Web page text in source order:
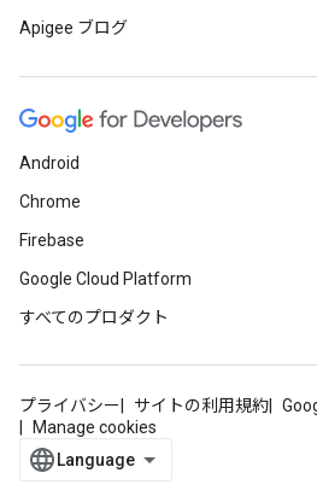
Apigee ブログ
Android
Chrome
Firebase
Google Cloud Platform
すべてのプロダクト
プライバシー サイトの利用規約
Manage cookies